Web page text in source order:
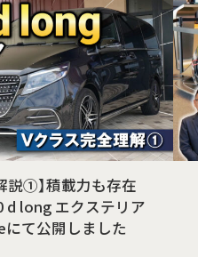
説①】積載力も存在
d long エクステリア
て公開しました